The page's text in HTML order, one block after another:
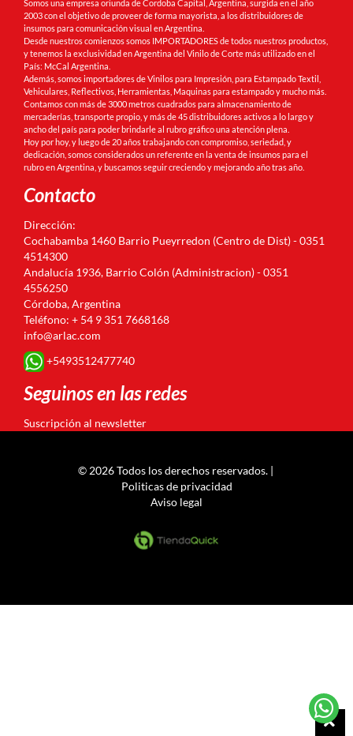
Somos una empresa oriunda de Cordoba Capital, Argentina, surgida en el año
2003 con el objetivo de proveer de forma mayorista, a los distribuidores de
insumos para comunicación visual en Argentina.
Desde nuestros comienzos somos IMPORTADORES de todos nuestros productos,
y tenemos la exclusividad en Argentina del Vinilo de Corte más utilizado en el
País: McCal Argentina.
Además, somos importadores de Vinilos para Impresión, para Estampado Textil,
Vehiculares, Reflectivos, Herramientas, Maquinas para estampado y mucho más.
Contamos con más de 3000 metros cuadrados para almacenamiento de
mercaderías, transporte propio, y más de 45 distribuidores activos a lo largo y
ancho del país para poder brindarle al rubro gráfico una atención plena.
Hoy por hoy, y luego de 20 años trabajando con compromiso, seriedad, y
dedicación, somos considerados un referente en la venta de insumos para el
rubro en Argentina, y buscamos seguir creciendo y mejorando año tras año.
Contacto
Dirección:
Cochabamba 1460 Barrio Pueyrredon (Centro de Dist) - 0351
4514300
Andalucía 1936, Barrio Colón (Administracion) - 0351
4556250
Córdoba, Argentina
Teléfono: + 54 9 351 7668168
info@arlac.com
+5493512477740
Seguinos en las redes
Suscripción al newsletter
© 2026 Todos los derechos reservados. |
Politicas de privacidad
Aviso legal